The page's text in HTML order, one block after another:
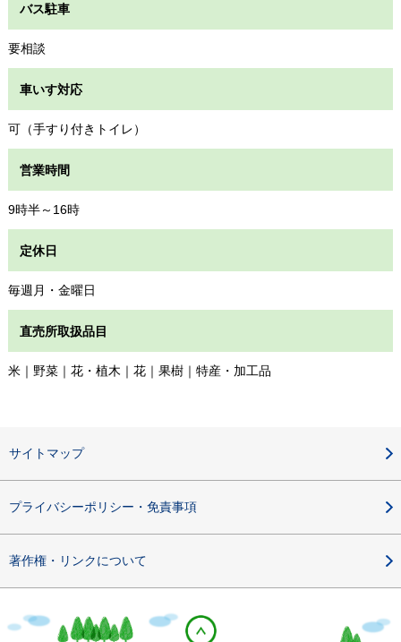
バス駐車
要相談
車いす対応
可（手すり付きトイレ）
営業時間
9時半～16時
定休日
毎週月・金曜日
直売所取扱品目
米｜野菜｜花・植木｜花｜果樹｜特産・加工品
サイトマップ
プライバシーポリシー・免責事項
著作権・リンクについて